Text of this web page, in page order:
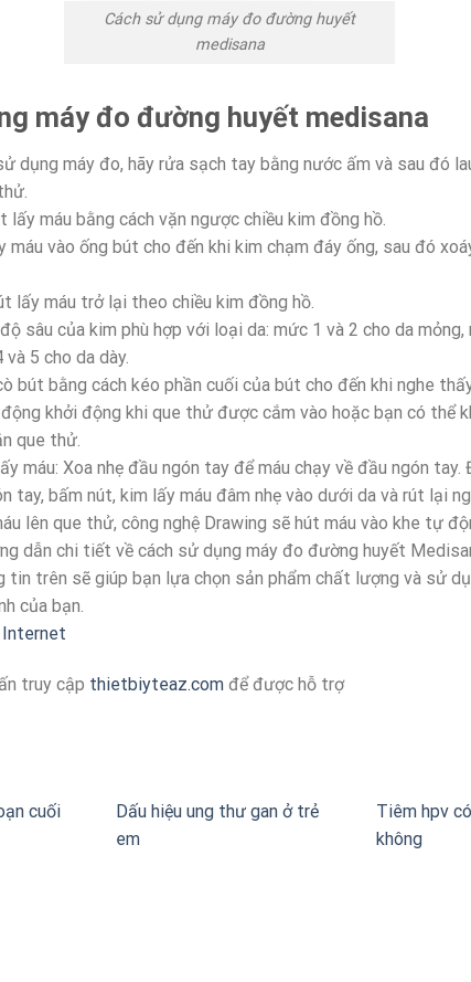
Cách sử dụng máy đo đường huyết
medisana
máy đo đường huyết medisana
dụng máy đo, hãy rửa sạch tay bằng nước ấm và sau đó
lấy máu bằng cách vặn ngược chiều kim đồng hồ.
máu vào ống bút cho đến khi kim chạm đáy ống, sau đó
lấy máu trở lại theo chiều kim đồng hồ.
sâu của kim phù hợp với loại da: mức 1 và 2 cho da mỏng,
5 cho da dày.
bút bằng cách kéo phần cuối của bút cho đến khi nghe
khởi động khi que thử được cắm vào hoặc bạn có thể
que thử.
máu: Xoa nhẹ đầu ngón tay để máu chạy về đầu ngón
tay, bấm nút, kim lấy máu đâm nhẹ vào dưới da và rút lại
lên que thử, công nghệ Drawing sẽ hút máu vào khe tự
dẫn chi tiết về cách sử dụng máy đo đường huyết
tin trên sẽ giúp bạn lựa chọn sản phẩm chất lượng và sử
của bạn.
Internet
truy cập thietbiyteaz.com để được hỗ trợ
cuối
Dấu hiệu ung thư gan ở trẻ
em
Tiêm hpv
không